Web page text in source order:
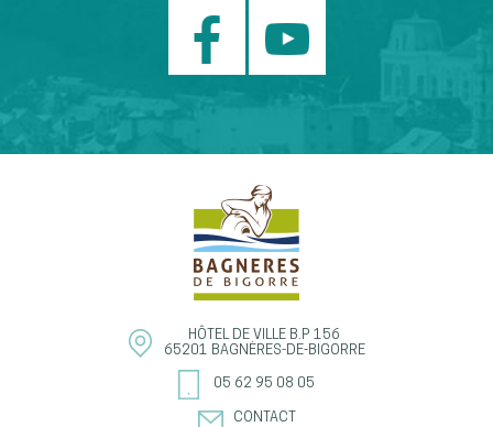
HÔTEL DE VILLE B.P 156
65201
BAGNÈRES-DE-BIGORRE
05 62 95 08 05
CONTACT